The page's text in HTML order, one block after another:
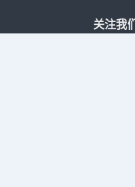
关注我们